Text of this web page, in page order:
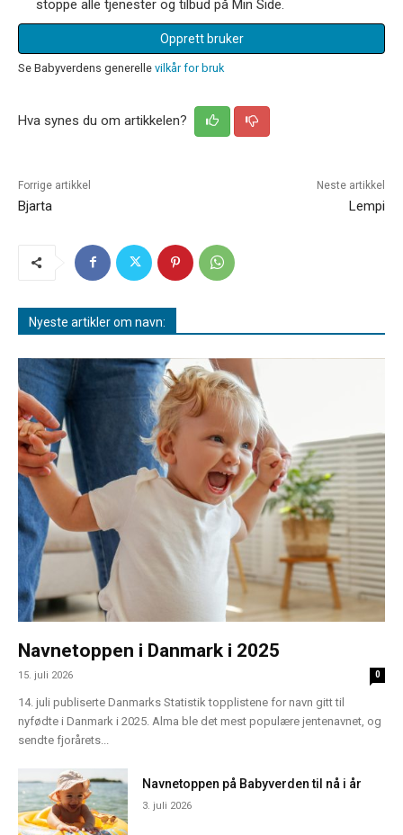
stoppe alle tjenester og tilbud på Min Side.
Opprett bruker
Se Babyverdens generelle vilkår for bruk
Hva synes du om artikkelen?
Forrige artikkel
Bjarta
Neste artikkel
Lempi
Nyeste artikler om navn:
Navnetoppen i Danmark i 2025
15. juli 2026 0
14. juli publiserte Danmarks Statistik topplistene for navn gitt til
nyfødte i Danmark i 2025. Alma ble det mest populære jentenavnet, og
sendte fjorårets...
Navnetoppen på Babyverden til nå i år
3. juli 2026